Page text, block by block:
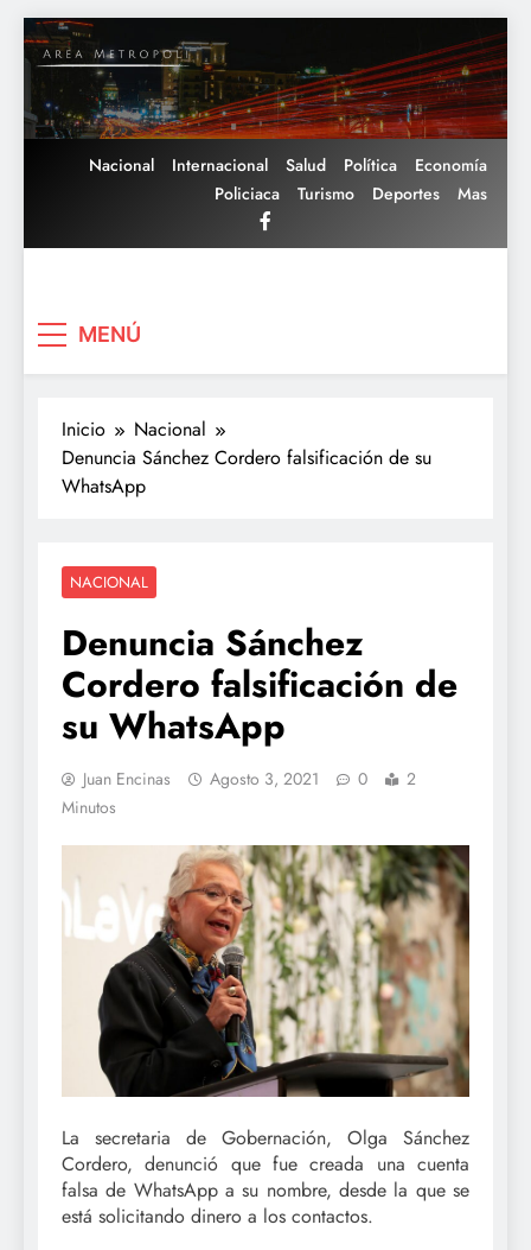
Saltar
al
contenido
Nacional Internacional Salud Política
Economía
Policiaca
Turismo Deportes Mas
MENÚ
Inicio
Nacional
Denuncia Sánchez Cordero falsificación de su
WhatsApp
NACIONAL
Denuncia Sánchez
Cordero falsificación de
su WhatsApp
Juan Encinas Agosto 3, 2021 0
2
Minutos
La secretaria de Gobernación, Olga Sánchez
Cordero, denunció que fue creada una cuenta
falsa de WhatsApp a su nombre, desde la que se
está solicitando dinero a los contactos.